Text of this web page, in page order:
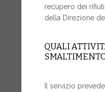
recupero dei
della Direzione
QUALI
Il servizio